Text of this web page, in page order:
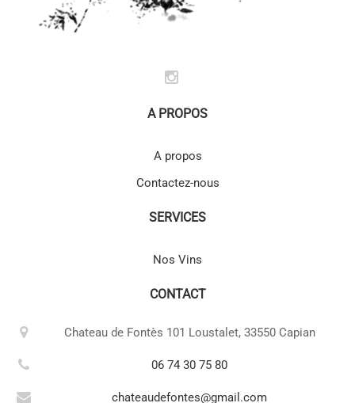
A PROPOS
A propos
Contactez-nous
SERVICES
Nos Vins
CONTACT
Chateau de Fontès 101 Loustalet, 33550 Capian
06 74 30 75 80
chateaudefontes@gmail.com